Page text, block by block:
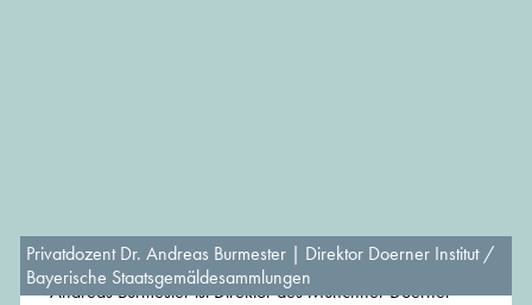
Privatdozent Dr. Andreas Burmester | Direktor Doerner Institut /
Bayerische Staatsgemäldesammlungen
Andreas Burmester ist Direktor des Münchner Doerner